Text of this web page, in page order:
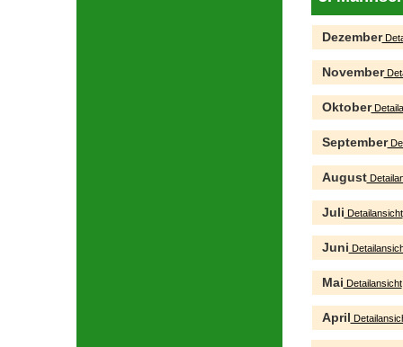
Dezember
November
Oktober
September
August
Juli Detailansicht
Juni
Mai Detailansicht
April